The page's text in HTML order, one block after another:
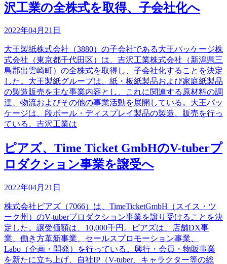
沢工業の全株式を取得、子会社化へ
2022年04月21日
大王製紙株式会社（3880）の子会社である大王パッケージ株
式会社（東京都千代田区）は、吉沢工業株式会社（新潟県三
島郡出雲崎町）の全株式を取得し、子会社化することを決定
した。大王製紙グループは、紙・板紙製品および家庭紙製品
の製造販売を主な事業内容とし、これに関連する原材料の調
達、物流およびその他の事業活動を展開している。大王パッ
ケージは、段ボール・ディスプレイ製品の製造、販売を行っ
ている。吉沢工業は
ピアズ、Time Ticket GmbHのV-tuberプ
ロダクション事業を譲受へ
2022年04月21日
株式会社ピアズ（7066）は、TimeTicketGmbH（スイス・ツ
ーク州）のV-tuberプロダクション事業を譲り受けることを決
定した。譲受価額は、10,000千円。ピアズは、店舗DX事
業、働き方革新事業、セールスプロモーション事業、
Labo（企画・開発）を行っている。興行・会員・物販事業
を新たに立ち上げ、自社IP（V-tuber、キャラクター等の総